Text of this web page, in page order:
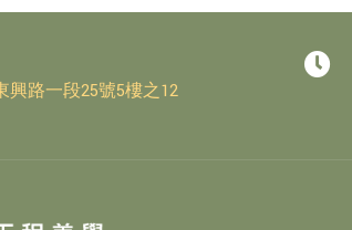
興路一段25號5樓之12